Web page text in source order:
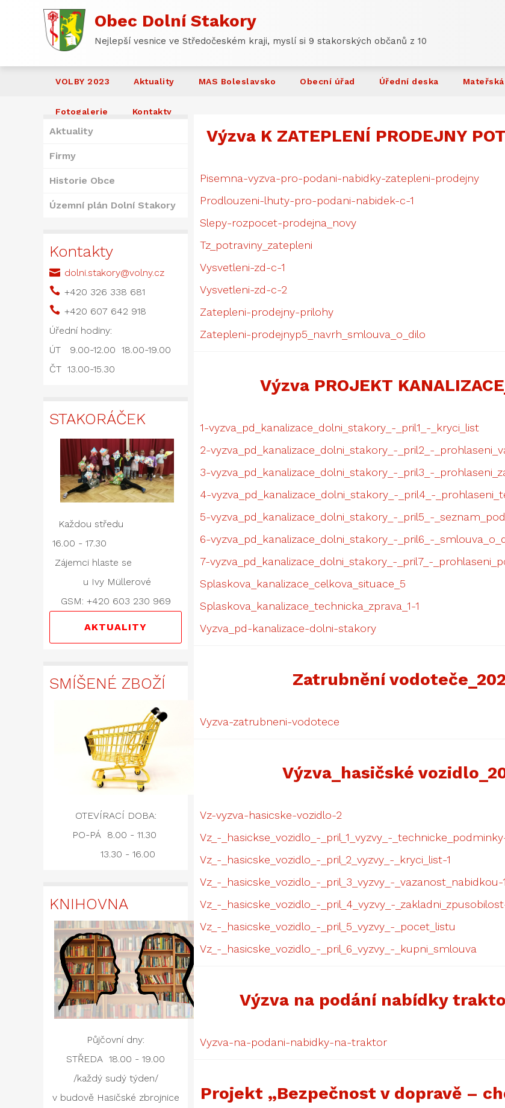
Obec Dolní Stakory
Nejlepší vesnice ve Středočeském kraji, myslí si 9 stakorských občanů z 10
VOLBY 2023 Aktuality MAS Boleslavsko Obecní úřad Úřední deska
Fotogalerie Kontakty
Aktuality
Firmy
Historie Obce
Územní plán Dolní Stakory
Kontakty
 dolni.stakory@volny.cz
 +420 326 338 681
 +420 607 642 918
Úřední hodiny:
ÚT 9.00-12.00 18.00-19.00
ČT 13.00-15.30
STAKORÁČEK
Každou středu
16.00 - 17.30
Zájemci hlaste se
u Ivy Müllerové
GSM: +420 603 230 969
AKTUALITY
SMÍŠENÉ ZBOŽÍ
OTEVÍRACÍ DOBA:
PO-PÁ 8.00 - 11.30
13.30 - 16.00
KNIHOVNA
Půjčovní dny:
STŘEDA 18.00 - 19.00
/každý sudý týden/
v budově Hasičské zbrojnice
Výzva K ZATEPLENÍ PRODEJNY
Pisemna-vyzva-pro-podani-nabidky-zatepleni-prodejny
Prodlouzeni-lhuty-pro-podani-nabidek-c-1
Slepy-rozpocet-prodejna_novy
Tz_potraviny_zatepleni
Vysvetleni-zd-c-1
Vysvetleni-zd-c-2
Zatepleni-prodejny-prilohy
Zatepleni-prodejnyp5_navrh_smlouva_o_dilo
Výzva PROJEKT
1-vyzva_pd_kanalizace_dolni_stakory_-_pril1_-_kryci_list
2-vyzva_pd_kanalizace_dolni_stakory_-_pril2_-
3-vyzva_pd_kanalizace_dolni_stakory_-_pril3_-
4-vyzva_pd_kanalizace_dolni_stakory_-_pril4_-
5-vyzva_pd_kanalizace_dolni_stakory_-_pril5_-
6-vyzva_pd_kanalizace_dolni_stakory_-_pril6_-
7-vyzva_pd_kanalizace_dolni_stakory_-_pril7_-
Splaskova_kanalizace_celkova_situace_5
Splaskova_kanalizace_technicka_zprava_1-1
Vyzva_pd-kanalizace-dolni-stakory
Zatrubnění
Vyzva-zatrubneni-vodotece
Výzva_hasičské
Vz-vyzva-hasicske-vozidlo-2
Vz_-_hasickse_vozidlo_-_pril_1_vyzvy_-
Vz_-_hasicske_vozidlo_-_pril_2_vyzvy_-_kryci_list-1
Vz_-_hasicske_vozidlo_-_pril_3_vyzvy_-_vazanost_nabidkou-1
Vz_-_hasicske_vozidlo_-_pril_4_vyzvy_-
Vz_-_hasicske_vozidlo_-_pril_5_vyzvy_-_pocet_listu
Vz_-_hasicske_vozidlo_-_pril_6_vyzvy_-_kupni_smlouva
Výzva na podání nabídky
Vyzva-na-podani-nabidky-na-traktor
Projekt „Bezpečnost v dopravě –